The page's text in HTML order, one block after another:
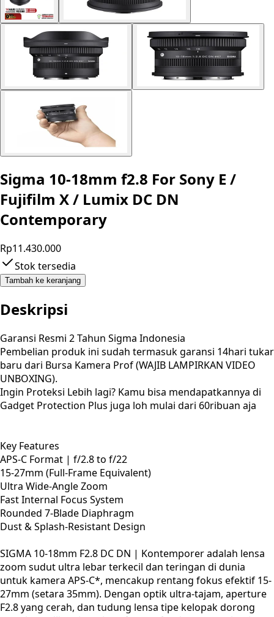
Sigma 10-18mm f2.8 For Sony E /
Fujifilm X / Lumix DC DN
Contemporary
Rp11.430.000
Stok tersedia
Tambah ke keranjang
Deskripsi
Garansi Resmi 2 Tahun Sigma Indonesia
Pembelian produk ini sudah termasuk garansi 14hari tukar
baru dari Bursa Kamera Prof (WAJIB LAMPIRKAN VIDEO
UNBOXING).
Ingin Proteksi Lebih lagi? Kamu bisa mendapatkannya di
Gadget Protection Plus juga loh mulai dari 60ribuan aja
Key Features
APS-C Format | f/2.8 to f/22
15-27mm (Full-Frame Equivalent)
Ultra Wide-Angle Zoom
Fast Internal Focus System
Rounded 7-Blade Diaphragm
Dust & Splash-Resistant Design
SIGMA 10-18mm F2.8 DC DN | Kontemporer adalah lensa
zoom sudut ultra lebar terkecil dan teringan di dunia
untuk kamera APS-C*, mencakup rentang fokus efektif 15-
27mm (setara 35mm). Dengan optik ultra-tajam, aperture
F2.8 yang cerah, dan tudung lensa tipe kelopak dorong